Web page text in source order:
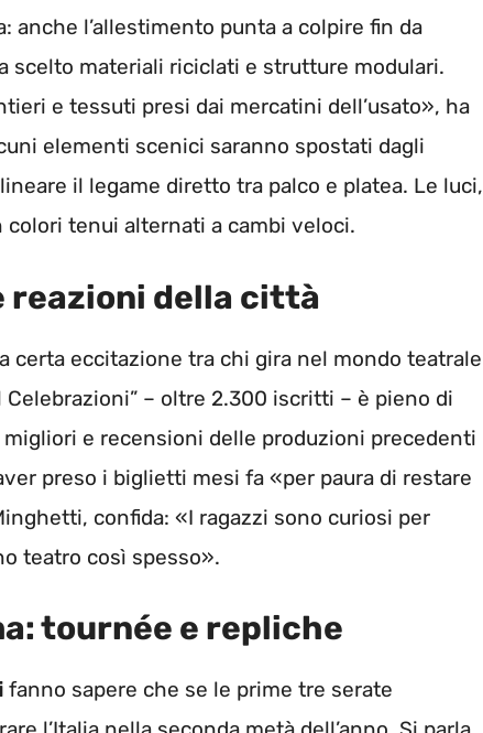
anche l’allestimento punta a colpire fin da
scelto materiali riciclati e strutture modulari.
e tessuti presi dai mercatini dell’usato», ha
elementi scenici saranno spostati dagli
il legame diretto tra palco e platea. Le luci,
tenui alternati a cambi veloci.
reazioni della città
certa eccitazione tra chi gira nel mondo teatrale
– oltre 2.300 iscritti – è pieno di
e recensioni delle produzioni precedenti
preso i biglietti mesi fa «per paura di restare
confida: «I ragazzi sono curiosi per
teatro così spesso».
tournée e repliche
fanno sapere che se le prime tre serate